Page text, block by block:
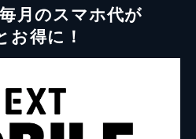
月のスマホ代が
お得に！